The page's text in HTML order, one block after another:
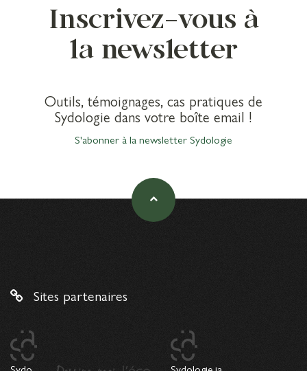
Inscrivez-vous à
la newsletter
Outils, témoignages, cas pratiques de
Sydologie dans votre boîte email !
S'abonner à la newsletter Sydologie
Sites partenaires